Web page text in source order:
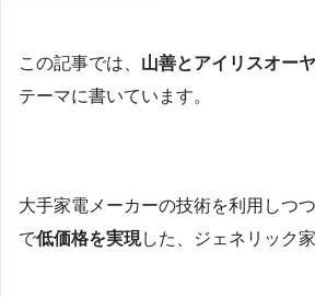
この記事では、 山善とアイリスオー
テーマに書いています。
大手家電メーカーの技術を利用しつ
で低価格を実現した、ジェネリック家